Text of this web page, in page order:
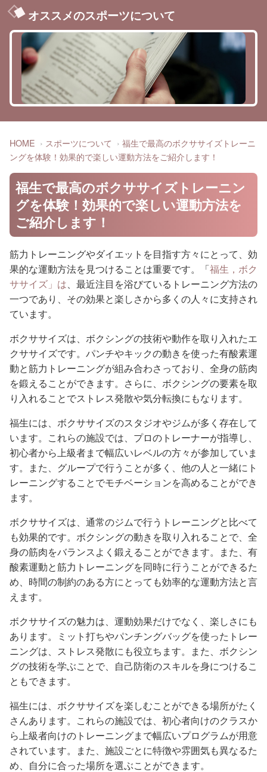
オススメのスポーツについて
HOME スポーツについて
福生で最高のボクササイズトレーニ
ングを体験！効果的で楽しい運動方法をご紹介します！
福生で最高のボクササイズトレーニン
グを体験！効果的で楽しい運動方法を
ご紹介します！
筋力トレーニングやダイエットを目指す方々にとって、効
果的な運動方法を見つけることは重要です。「福生，ボク
ササイズ」は、最近注目を浴びているトレーニング方法の
一つであり、その効果と楽しさから多くの人々に支持され
ています。
ボクササイズは、ボクシングの技術や動作を取り入れたエ
クササイズです。パンチやキックの動きを使った有酸素運
動と筋力トレーニングが組み合わさっており、全身の筋肉
を鍛えることができます。さらに、ボクシングの要素を取
り入れることでストレス発散や気分転換にもなります。
福生には、ボクササイズのスタジオやジムが多く存在して
います。これらの施設では、プロのトレーナーが指導し、
初心者から上級者まで幅広いレベルの方々が参加していま
す。また、グループで行うことが多く、他の人と一緒にト
レーニングすることでモチベーションを高めることができ
ます。
ボクササイズは、通常のジムで行うトレーニングと比べて
も効果的です。ボクシングの動きを取り入れることで、全
身の筋肉をバランスよく鍛えることができます。また、有
酸素運動と筋力トレーニングを同時に行うことができるた
め、時間の制約のある方にとっても効率的な運動方法と言
えます。
ボクササイズの魅力は、運動効果だけでなく、楽しさにも
あります。ミット打ちやパンチングバッグを使ったトレー
ニングは、ストレス発散にも役立ちます。また、ボクシン
グの技術を学ぶことで、自己防衛のスキルを身につけるこ
ともできます。
福生には、ボクササイズを楽しむことができる場所がたく
さんあります。これらの施設では、初心者向けのクラスか
ら上級者向けのトレーニングまで幅広いプログラムが用意
されています。また、施設ごとに特徴や雰囲気も異なるた
め、自分に合った場所を選ぶことができます。